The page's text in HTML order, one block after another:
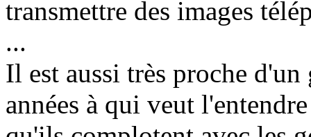
transmettre des images
...
Il est aussi très proche
années à qui veut